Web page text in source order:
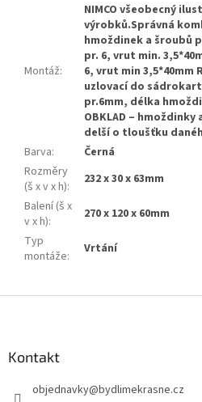
Montáž:
NIMCO všeobecný
výrobků.Správná
hmoždinek a šroubů
pr. 6, vrut min.
6, vrut min 3,5*40mm
uzlovací do
pr.6mm, délka
OBKLAD –
delší o tloušťku
Barva:
Černá
Rozměry
(š x v x h):
232 x 30 x 63mm
Balení (š x
v x h):
270 x 120 x 60mm
Typ
montáže: Vrtání
Kontakt
objednavky@bydlimekrasne.cz